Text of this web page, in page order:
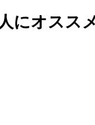
にオスス